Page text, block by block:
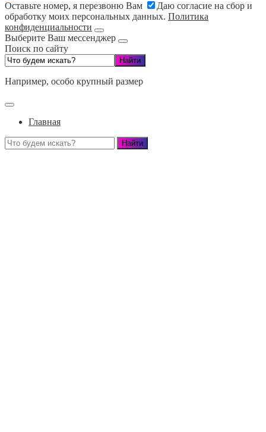
Оставьте номер, я перезвоню Вам
Даю согласие на сбор и
обработку моих персональных данных. Политика
конфиденциальности
Выберите Ваш мессенджер
Поиск по сайту
Например, особо крупный размер
Главная